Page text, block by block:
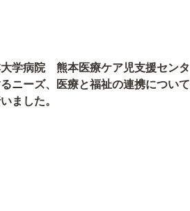
学病院　熊本医療ケア児支援セン
ニーズ、医療と福祉の連携につい
ました。